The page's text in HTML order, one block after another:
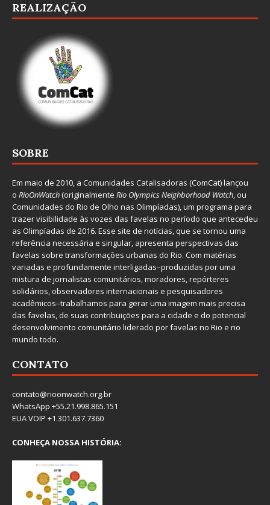
REALIZAÇÃO
SOBRE
Em maio de 2010, a Comunidades Catalisadoras (ComCat) lançou
o RioOnWatch(originalmente Rio Olympics Neighborhood Watch, ou
Comunidades do Rio de Olho nas Olimpíadas), um programa para
trazer visibilidade às vozes das favelas no período que antecedeu
as Olimpíadas de 2016. Esse site de notícias, que se tornou uma
referência necessária e singular, apresenta perspectivas das
favelas sobre transformações urbanas do Rio. Com matérias
variadas e profundamente interligadas–produzidas por uma
mistura de jornalistas comunitários, moradores, repórteres
solidários, observadores internacionais e pesquisadores
acadêmicos–trabalhamos para gerar uma imagem mais precisa
das favelas, de suas contribuições para a cidade e do potencial
desenvolvimento comunitário liderado por favelas no Rio e no
mundo todo.
CONTATO
contato@rioonwatch.org.br
WhatsApp +55.21.998.865.151
EUA VOIP +1.301.637.7360
CONHEÇA NOSSA HISTÓRIA: